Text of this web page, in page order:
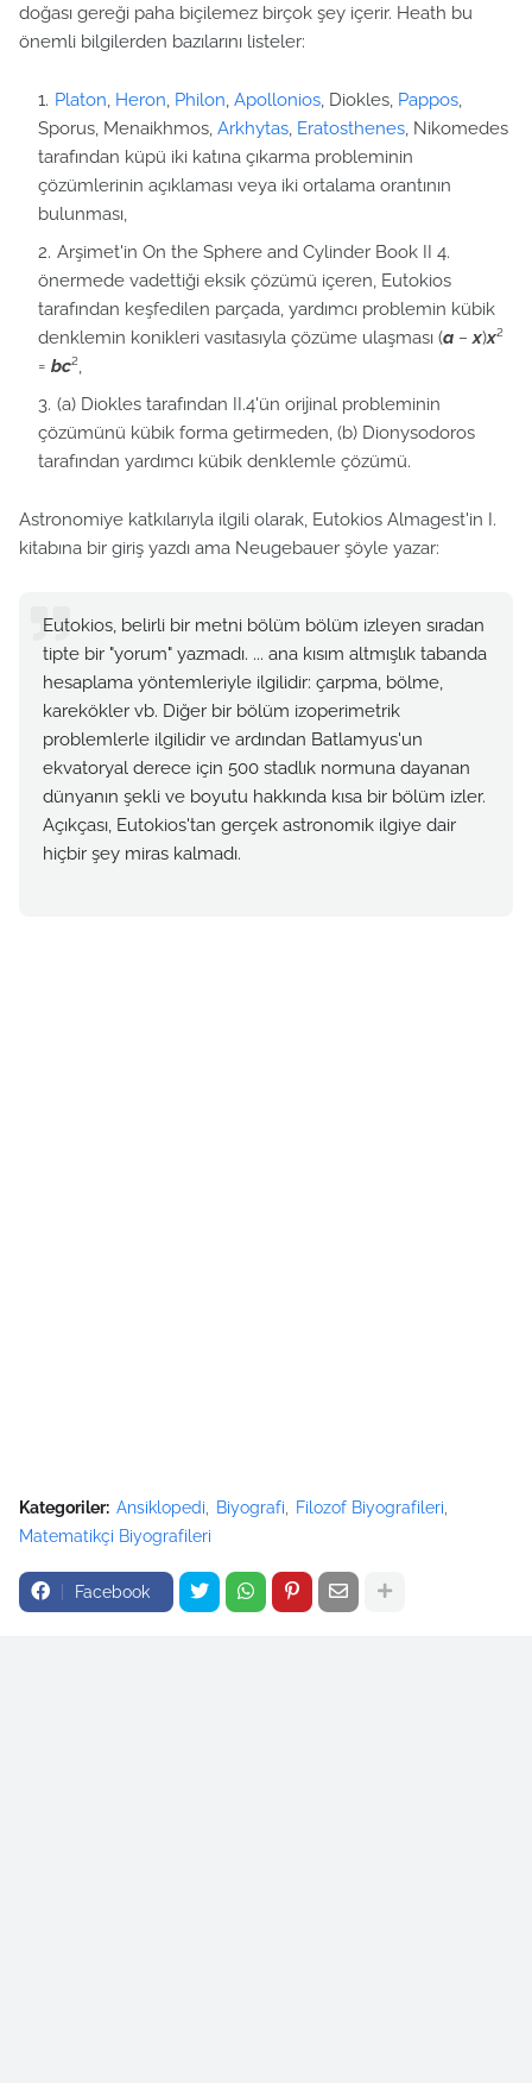
doğası gereği paha biçilemez birçok şey içerir. Heath bu
önemli bilgilerden bazılarını listeler:
Platon Heron Philon Apollonios , Diokles, Pappos
Sporus, Menaikhmos, Arkhytas Eratosthenes , Nikomedes
tarafından küpü iki katına çıkarma probleminin
çözümlerinin açıklaması veya iki ortalama orantının
bulunması,
Arşimet'in On the Sphere and Cylinder Book II 4.
önermede vadettiği eksik çözümü içeren, Eutokios
tarafından keşfedilen parçada, yardımcı problemin kübik
denklemin konikleri vasıtasıyla çözüme ulaşması (a − x)x²
= bc²,
(a) Diokles tarafından II.4'ün orijinal probleminin
çözümünü kübik forma getirmeden, (b) Dionysodoros
tarafından yardımcı kübik denklemle çözümü.
Astronomiye katkılarıyla ilgili olarak, Eutokios Almagest'in I.
kitabına bir giriş yazdı ama Neugebauer şöyle yazar:
Eutokios, belirli bir metni bölüm bölüm izleyen sıradan
tipte bir "yorum" yazmadı. ... ana kısım altmışlık tabanda
hesaplama yöntemleriyle ilgilidir: çarpma, bölme,
karekökler vb. Diğer bir bölüm izoperimetrik
problemlerle ilgilidir ve ardından Batlamyus'un
ekvatoryal derece için 500 stadlık normuna dayanan
dünyanın şekli ve boyutu hakkında kısa bir bölüm izler.
Açıkçası, Eutokios'tan gerçek astronomik ilgiye dair
hiçbir şey miras kalmadı.
Kategoriler: Ansiklopedi Biyografi
Filozof Biyografileri
Matematikçi Biyografileri
Facebook